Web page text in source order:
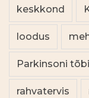
keskkond
loodus
Parkinsoni tõbi
rahvatervis